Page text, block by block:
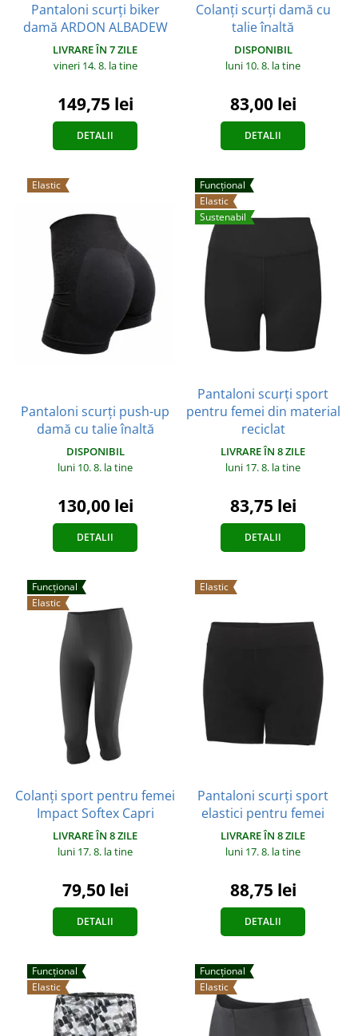
Pantaloni scurți biker
damă ARDON ALBADEW
LIVRARE ÎN 7 ZILE
vineri 14. 8. la tine
149,75 lei
DETALII
Colanți scurți damă cu
talie înaltă
DISPONIBIL
luni 10. 8. la tine
83,00 lei
DETALII
Elastic
Pantaloni scurți push-up
damă cu talie înaltă
DISPONIBIL
luni 10. 8. la tine
130,00 lei
DETALII
Funcțional
Elastic
Sustenabil
Pantaloni scurți sport
pentru femei din material
reciclat
LIVRARE ÎN 8 ZILE
luni 17. 8. la tine
83,75 lei
DETALII
Funcțional
Elastic
Colanți sport pentru femei
Impact Softex Capri
LIVRARE ÎN 8 ZILE
luni 17. 8. la tine
79,50 lei
DETALII
Elastic
Pantaloni scurți sport
elastici pentru femei
LIVRARE ÎN 8 ZILE
luni 17. 8. la tine
88,75 lei
DETALII
Funcțional
Elastic
Funcțional
Elastic